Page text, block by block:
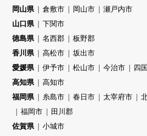
岡山県
倉敷市 岡山市
瀬戸内市
山口県
下関市
徳島県
名西郡
板野郡
香川県
高松市
坂出市
愛媛県
伊予市 松山市 今治市
四
高知県
高知市
福岡県
糸島市 春日市 太宰府市
福岡市
田川郡
佐賀県
小城市